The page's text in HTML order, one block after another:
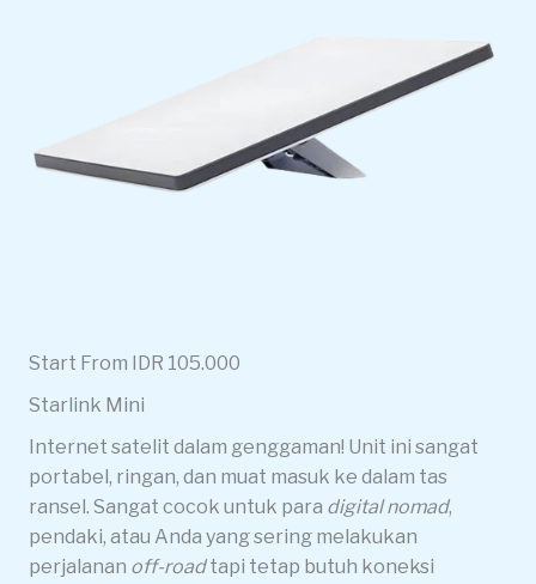
Start From IDR 105.000
Starlink Mini
Internet satelit dalam genggaman! Unit ini sangat
portabel, ringan, dan muat masuk ke dalam tas
ransel. Sangat cocok untuk para digital nomad,
pendaki, atau Anda yang sering melakukan
perjalanan off-roadtapi tetap butuh koneksi